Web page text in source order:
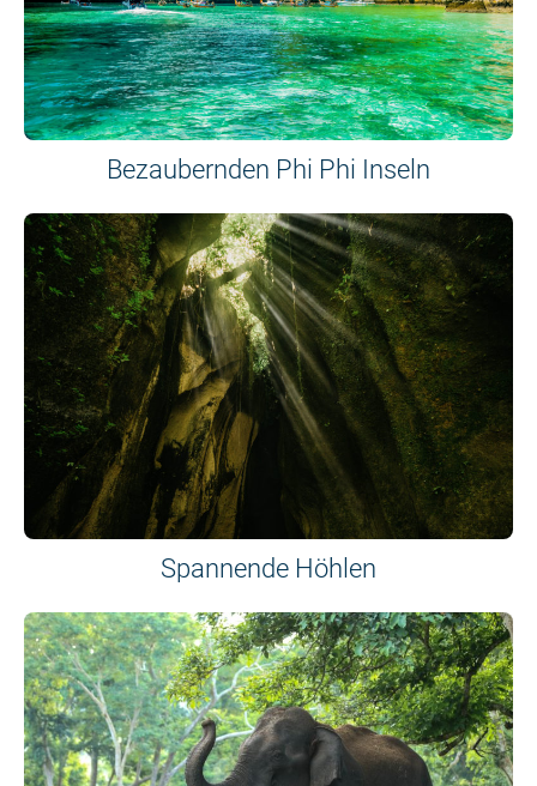
Bezaubernden Phi Phi Inseln
Spannende Höhlen